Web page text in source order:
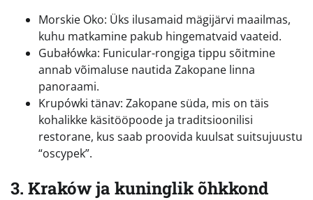
Morskie Oko: Üks ilusamaid mägijärvi maailmas,
kuhu matkamine pakub hingematvaid vaateid.
Gubałówka: Funicular-rongiga tippu sõitmine
annab võimaluse nautida Zakopane linna
panoraami.
Krupówki tänav: Zakopane süda, mis on täis
kohalikke käsitööpoode ja traditsioonilisi
restorane, kus saab proovida kuulsat suitsujuustu
“oscypek”.
3. Kraków ja kuninglik õhkkond